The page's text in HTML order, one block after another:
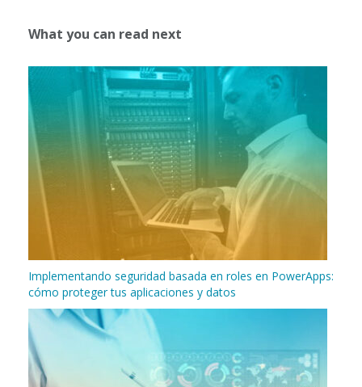
What you can read next
Implementando seguridad basada en roles en PowerApps:
cómo proteger tus aplicaciones y datos